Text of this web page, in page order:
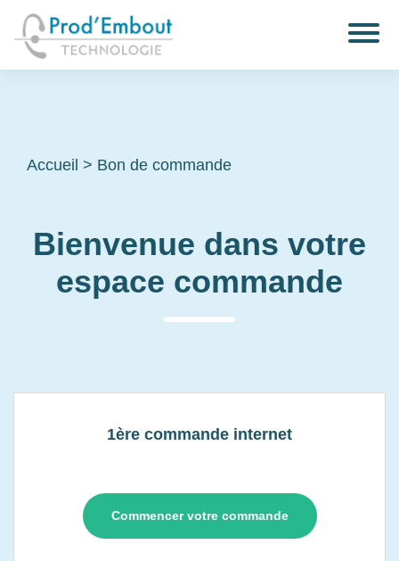
Accueil > Bon de commande
Bienvenue dans votre
espace commande
1ère commande internet
Commencer votre commande